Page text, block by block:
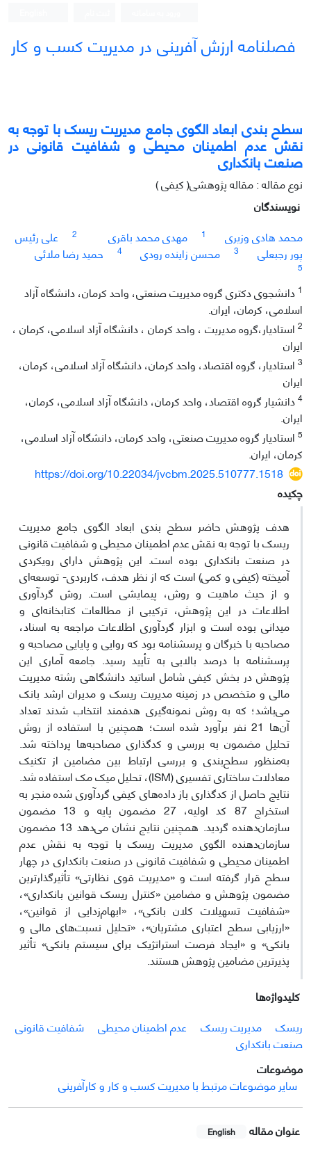
فصلنامه ارزش آفرینی در مدیریت کسب و کار
سطح بندی ابعاد الگوی جامع مدیریت ریسک با توجه به
نقش عدم اطمینان محیطی و شفافیت قانونی در
صنعت بانکداری
نوع مقاله : مقاله پژوهشی( کیفی )
نویسندگان
محمد هادی وزیری
1 مهدی محمد باقری 2
علی رئیس
پور رجبعلی
3 محسن زاینده رودی 4 حمید رضا ملائی
5
1 دانشجوی دکتری گروه مدیریت صنعتی، واحد کرمان، دانشگاه آزاد
اسلامی، کرمان، ایران.
2 استادیار،گروه مدیریت ، واحد کرمان ، دانشگاه آزاد اسلامی، کرمان ،
ایران
3 استادیار، گروه اقتصاد، واحد کرمان، دانشگاه آزاد اسلامی، کرمان،
ایران
4دانشیار گروه اقتصاد، واحد کرمان، دانشگاه آزاد اسلامی، کرمان،
ایران.
5 استادیار گروه مدیریت صنعتی، واحد کرمان، دانشگاه آزاد اسلامی،
کرمان، ایران.
https://doi.org/10.22034/jvcbm.2025.510777.1518
چکیده
هدف پژوهش حاضر سطح بندی ابعاد الگوی جامع مدیریت
ریسک با توجه به نقش عدم اطمینان محیطی و شفافیت قانونی
در صنعت بانکداری بوده است. این پژوهش دارای رویکردی
آمیخته (کیفی و کمی) است که از نظر هدف، کاربردی- توسعه‌ای
و از حیث ماهیت و روش، پیمایشی است. روش گردآوری
اطلاعات در این پژوهش، ترکیبی از مطالعات کتابخانه‌ای و
میدانی بوده است و ابزار گردآوری اطلاعات مراجعه به اسناد،
مصاحبه با خبرگان و پرسشنامه بود که روایی و پایایی مصاحبه و
پرسشنامه با درصد بالایی به تأیید رسید. جامعه آماری این
پژوهش در بخش کیفی شامل اساتید دانشگاهی رشته مدیریت
مالی و متخصص در زمینه مدیریت ریسک و مدیران ارشد بانک
می‌باشد؛ که به روش نمونه‌گیری هدفمند انتخاب شدند تعداد
آن‌ها 21 نفر برآورد شده است؛ همچنین با استفاده از روش
تحلیل مضمون به بررسی و کدگذاری مصاحبه‌ها پرداخته شد.
به‌منظور سطح‌بندی و بررسی ارتباط بین مضامین از تکنیک
معادلات ساختاری تفسیری (ISM)، تحلیل میک مک استفاده شد.
نتایج حاصل از کدگذاری باز داده‌های کیفی گردآوری شده منجر به
استخراج 87 کد اولیه، 27 مضمون پایه و 13 مضمون
سازمان‌دهنده گردید. همچنین نتایج نشان می‌دهد 13 مضمون
سازمان‌دهنده الگوی مدیریت ریسک با توجه به نقش عدم
اطمینان محیطی و شفافیت قانونی در صنعت بانکداری در چهار
سطح قرار گرفته است و «مدیریت قوی نظارتی» تأثیرگذارترین
مضمون پژوهش و مضامین «کنترل ریسک قوانین بانکداری»،
«شفافیت تسهیلات کلان بانکی»، «ابهام‌زدایی از قوانین»،
«ارزیابی سطح اعتباری مشتریان»، «تحلیل نسبت‌های مالی و
بانکی» و «ایجاد فرصت استراتژیک برای سیستم بانکی» تأثیر
پذیرترین مضامین پژوهش هستند.
کلیدواژه‌ها
ریسک
مدیریت ریسک عدم اطمینان محیطی
شفافیت قانونی
صنعت بانکداری
موضوعات
سایر موضوعات مرتبط با مدیریت کسب و کار و کارآفرینی
عنوان مقاله English